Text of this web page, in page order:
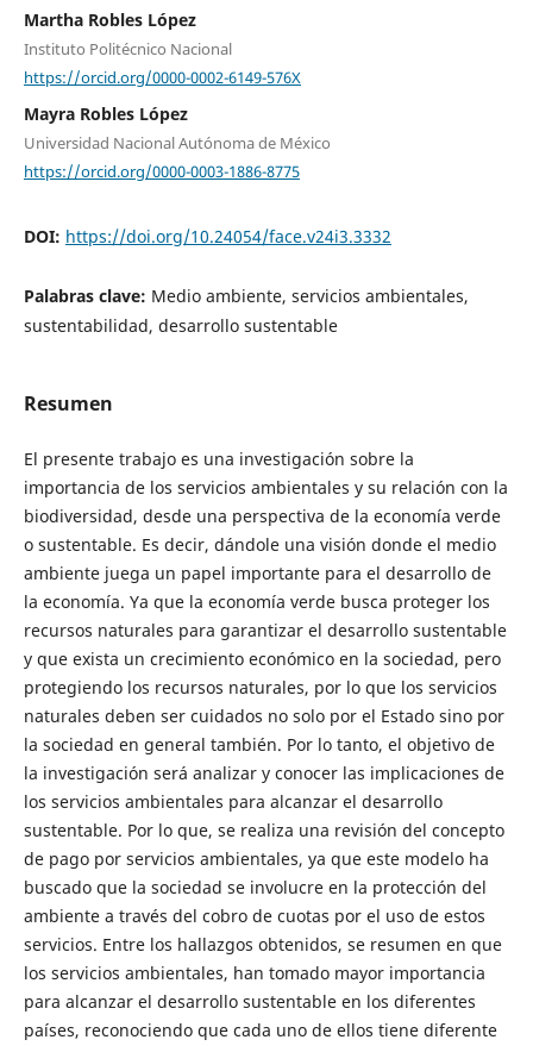
Martha Robles López
Instituto Politécnico Nacional
https://orcid.org/0000-0002-6149-576X
Mayra Robles López
Universidad Nacional Autónoma de México
https://orcid.org/0000-0003-1886-8775
DOI: https://doi.org/10.24054/face.v24i3.3332
Palabras clave: Medio ambiente, servicios ambientales,
sustentabilidad, desarrollo sustentable
Resumen
El presente trabajo es una investigación sobre la
importancia de los servicios ambientales y su relación con la
biodiversidad, desde una perspectiva de la economía verde
o sustentable. Es decir, dándole una visión donde el medio
ambiente juega un papel importante para el desarrollo de
la economía. Ya que la economía verde busca proteger los
recursos naturales para garantizar el desarrollo sustentable
y que exista un crecimiento económico en la sociedad, pero
protegiendo los recursos naturales, por lo que los servicios
naturales deben ser cuidados no solo por el Estado sino por
la sociedad en general también. Por lo tanto, el objetivo de
la investigación será analizar y conocer las implicaciones de
los servicios ambientales para alcanzar el desarrollo
sustentable. Por lo que, se realiza una revisión del concepto
de pago por servicios ambientales, ya que este modelo ha
buscado que la sociedad se involucre en la protección del
ambiente a través del cobro de cuotas por el uso de estos
servicios. Entre los hallazgos obtenidos, se resumen en que
los servicios ambientales, han tomado mayor importancia
para alcanzar el desarrollo sustentable en los diferentes
países, reconociendo que cada uno de ellos tiene diferente